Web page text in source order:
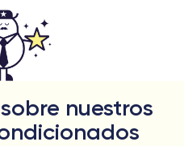
nuestros